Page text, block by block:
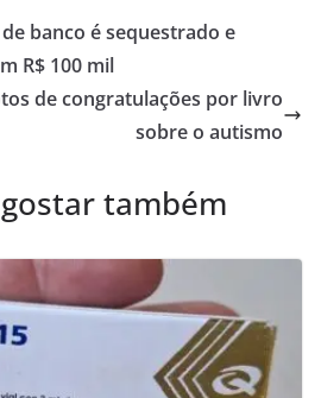
banco é sequestrado e
R$ 100 mil
de congratulações por livro
sobre o autismo
também